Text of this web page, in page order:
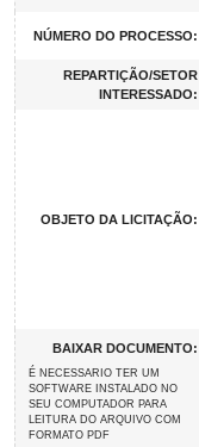
NÚMERO DO PROCESSO:
REPARTIÇÃO/SETOR
INTERESSADO:
OBJETO DA LICITAÇÃO:
BAIXAR DOCUMENTO:
É NECESSARIO TER UM
SOFTWARE INSTALADO NO
SEU COMPUTADOR PARA
LEITURA DO ARQUIVO COM
FORMATO PDF